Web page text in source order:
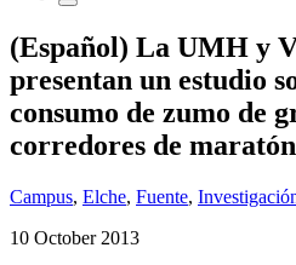
(Español) La UMH y
presentan un estudio
consumo de zumo de
corredores de maratón
Campus, Elche, Fuente,
10 October 2013